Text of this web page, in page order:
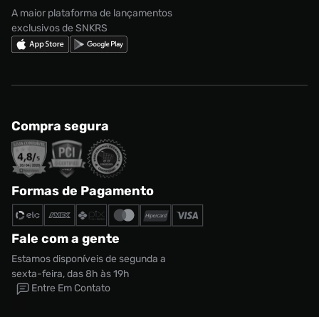
A maior plataforma de lançamentos
exclusivos de SNKRS
Compra segura
Formas de Pagamento
Fale com a gente
Estamos disponíveis de segunda a
sexta-feira, das 8h às 19h
Entre Em Contato